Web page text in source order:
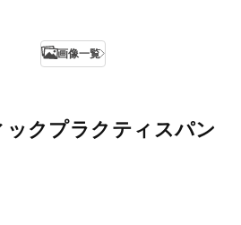
画像一覧
クプラクティスパン